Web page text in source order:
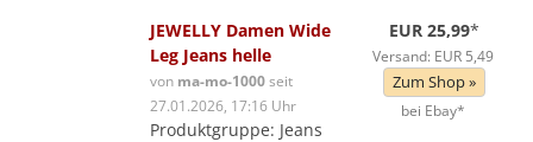
JEWELLY Damen Wide
Leg Jeans helle
von ma-mo-1000seit
27.01.2026, 17:16 Uhr
Produktgruppe: Jeans
EUR 25,99*
Versand: EUR 5,49
Zum Shop »
bei Ebay*